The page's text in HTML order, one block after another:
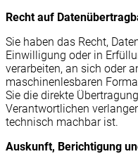
Recht auf
Sie haben das Recht,
Einwilligung oder in
verarbeiten, an sich oder
maschinenlesbaren
Sie die direkte
Verantwortlichen
technisch machbar ist.
Auskunft, Berichtigung